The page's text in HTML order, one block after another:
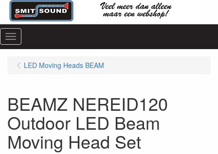
Menu
LED Moving Heads BEAM
BEAMZ NEREID120
Outdoor LED Beam
Moving Head Set